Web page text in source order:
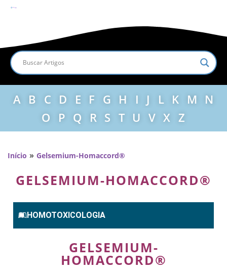
A B C D E F G H I J L K M N
O
P Q R S T U V X Z
Início » Gelsemium-Homaccord®
GELSEMIUM-HOMACCORD®
HOMOTOXICOLOGIA
GELSEMIUM-
HOMACCORD®